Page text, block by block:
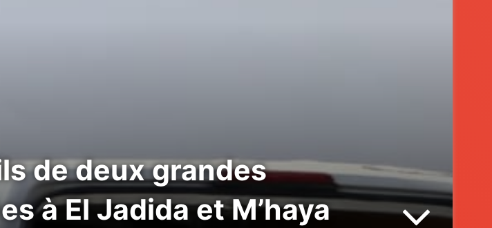
de deux grandes
à El Jadida et M’haya